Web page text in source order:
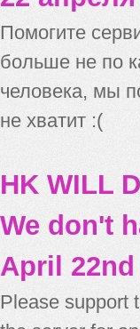
Помогите
больше не по
человека, мы
не хватит :(
HK WILL
We don't
April
Please support